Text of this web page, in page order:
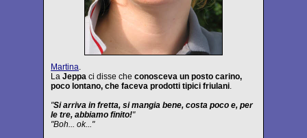
Martina.
La Jeppa ci disse che conosceva un posto carino,
poco lontano, che faceva prodotti tipici friulani.
"Si arriva in fretta, si mangia bene, costa poco e, per
le tre, abbiamo finito!"
"Boh... ok..."